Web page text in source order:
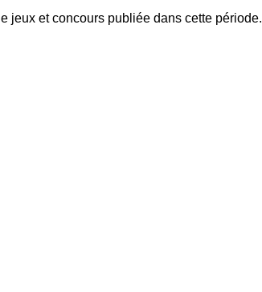
jeux et concours publiée dans cette période.